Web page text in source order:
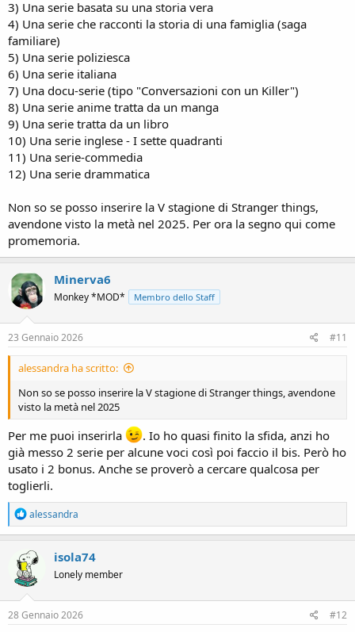
3) Una serie basata su una storia vera
4) Una serie che racconti la storia di una famiglia (saga
familiare)
5) Una serie poliziesca
6) Una serie italiana
7) Una docu-serie (tipo "Conversazioni con un Killer")
8) Una serie anime tratta da un manga
9) Una serie tratta da un libro
10) Una serie inglese - I sette quadranti
11) Una serie-commedia
12) Una serie drammatica
Non so se posso inserire la V stagione di Stranger things,
avendone visto la metà nel 2025. Per ora la segno qui come
promemoria.
Minerva6
Monkey *MOD* Membro dello Staff
23 Gennaio 2026 #11
alessandra ha scritto:
Non so se posso inserire la V stagione di Stranger things, avendone
visto la metà nel 2025
Per me puoi inserirla
. Io ho quasi finito la sfida, anzi ho
già messo 2 serie per alcune voci così poi faccio il bis. Però ho
usato i 2 bonus. Anche se proverò a cercare qualcosa per
toglierli.
R
e
a
c
t
i
o
n
s
alessandra
isola74
Lonely member
28 Gennaio 2026 #12